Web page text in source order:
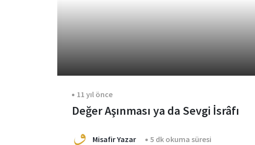
11 yıl önce
Değer Aşınması ya da Sevgi İsrâfı
Misafir Yazar 5 dk okuma süresi